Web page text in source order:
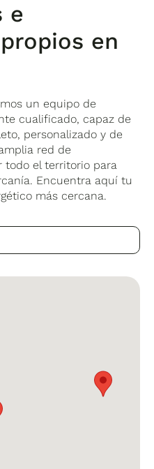
e
en
un equipo de
cualificado, capaz de
personalizado y de
red de
todo el territorio para
Encuentra aquí tu
más cercana.